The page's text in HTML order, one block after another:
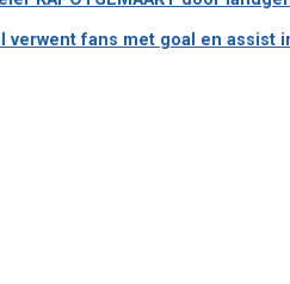
verwent fans met goal en assist